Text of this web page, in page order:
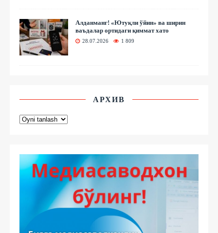
Алданманг! «Ютуқли ўйин» ва ширин
ваъдалар ортидаги қиммат хато
28.07.2026 1 809
АРХИВ